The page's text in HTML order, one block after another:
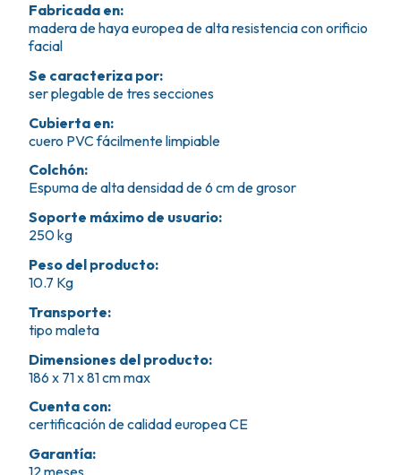
Fabricada en:
madera de haya europea de alta resistencia con orificio
facial
Se caracteriza por:
ser plegable de tres secciones
Cubierta en:
cuero PVC fácilmente limpiable
Colchón:
Espuma de alta densidad de 6 cm de grosor
Soporte máximo de usuario:
250 kg
Peso del producto:
10.7 Kg
Transporte:
tipo maleta
Dimensiones del producto:
186 x 71 x 81 cm max
Cuenta con:
certificación de calidad europea CE
Garantía: